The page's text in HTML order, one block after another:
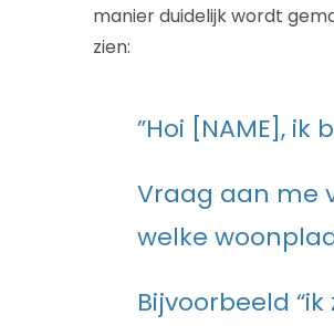
manier duidelijk wordt
zien:
”Hoi [NAME], ik
Vraag aan me
welke
Bijvoorbeeld